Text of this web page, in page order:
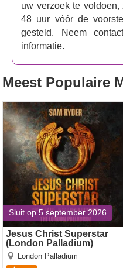
van een oud en bekend
haar geliefde wordt
Giselle
gaat op 15
adembenemende
beleven, verteld op een
uw verzoek te
48 uur vóór de
gesteld. Neem
informatie.
Meest Populaire
Sluit op 5 september 2026
Jesus Christ Superstar
(London Palladium)
London Palladium
Jesus Christ Superstar
(London Palladium)